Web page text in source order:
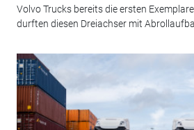
Volvo Trucks bereits die ersten
durften diesen Dreiachser mit